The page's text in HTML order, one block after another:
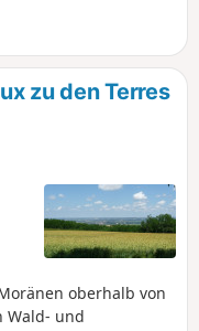
zu den Terres
oberhalb von
Wald- und